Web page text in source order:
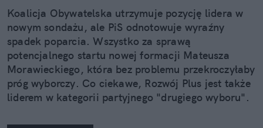
Koalicja Obywatelska utrzymuje pozycję lidera w
nowym sondażu, ale PiS odnotowuje wyraźny
spadek poparcia. Wszystko za sprawą
potencjalnego startu nowej formacji Mateusza
Morawieckiego, która bez problemu przekroczyłaby
próg wyborczy. Co ciekawe, Rozwój Plus jest także
liderem w kategorii partyjnego "drugiego wyboru".